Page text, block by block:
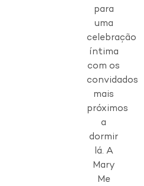
para
uma
celebração
íntima
com os
convidados
mais
próximos
a
dormir
lá. A
Mary
Me